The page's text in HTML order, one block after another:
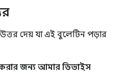
উত্তর দেয় যা এই বুলেটিন পড়ার
জন্য আমার ডিভাইস